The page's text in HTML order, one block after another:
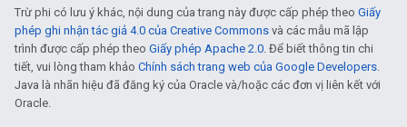
Trừ phi có lưu ý khác, nội dung của trang này được cấp phép theo Giấy
phép ghi nhận tác giả 4.0 của Creative Commons và các mẫu mã lập
trình được cấp phép theo Giấy phép Apache 2.0. Để biết thông tin chi
tiết, vui lòng tham khảo Chính sách trang web của Google Developers.
Java là nhãn hiệu đã đăng ký của Oracle và/hoặc các đơn vị liên kết với
Oracle.